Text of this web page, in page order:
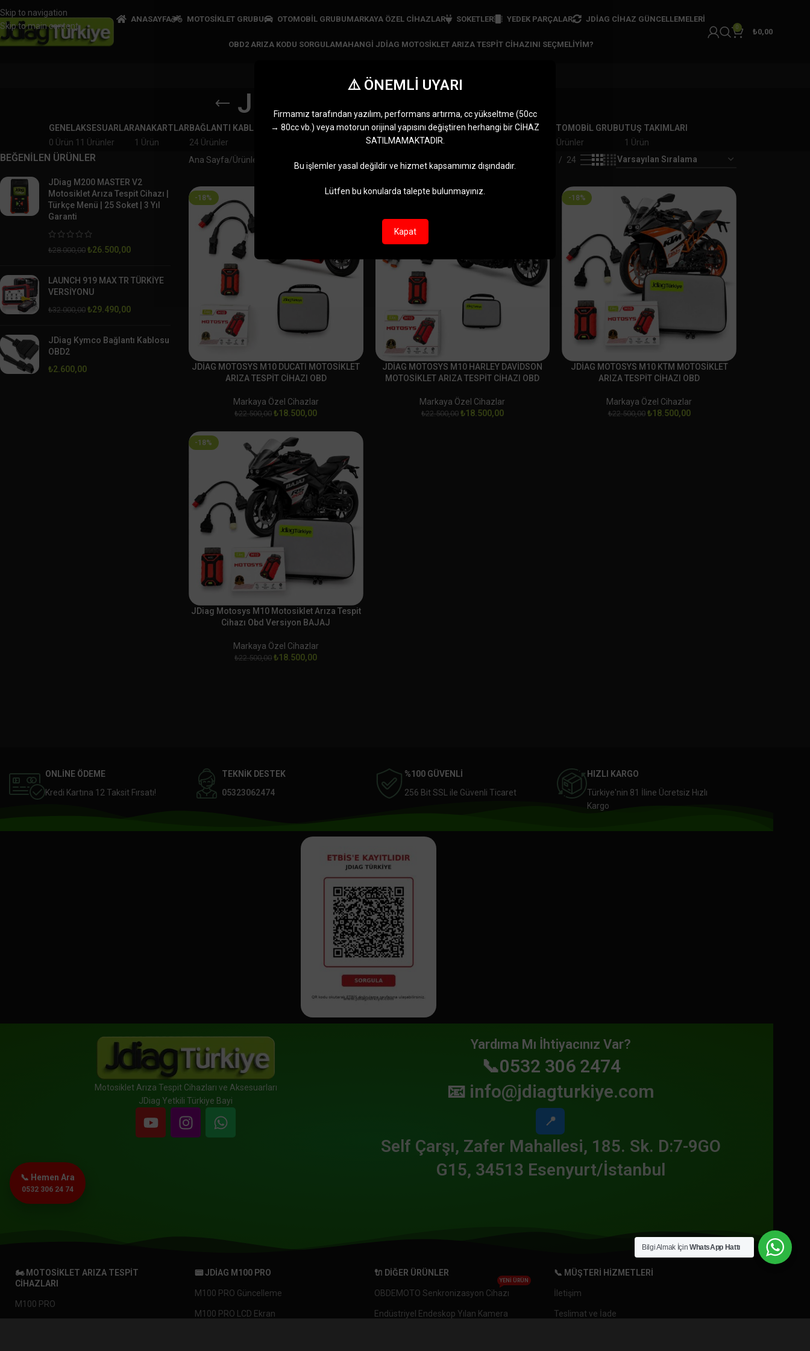
Skip to navigation
Skip to main content
ANASAYFA MOTOSİKLET GRUBU OTOMOBİL GRUBUMARKAYA ÖZEL CIHAZLAR SOKETLER YEDEK PARÇALAR JDIAG CIHAZ GÜNCELLEMELERI
OBD2 ARIZA KODU SORGULAMAHANGI JDIAG MOTOSIKLET ARIZA TESPIT CIHAZINI SEÇMELIYIM?
0
₺0,00
JDiag Universal Scanner
GENEL
0 Ürün
AKSESUARLAR
11 Ürünler
ANAKARTLAR
1 Ürün
BAĞLANTI KABLOLARI
24 Ürünler
JDIAG CIHAZLARIMARKAYA ÖZEL CIHAZLAR
5 Ürünler
MOTOMASTEROBDSTAR
OTOMOBİL GRUBU
7 Ürünler
TUŞ TAKIMLARI
1 Ürün
BEĞENİLEN ÜRÜNLER
JDiag M200 MASTER V2
Motosiklet Arıza Tespit Cihazı |
Türkçe Menü | 25 Soket | 3 Yıl
Garanti
₺28.000,00 ₺26.500,00
LAUNCH 919 MAX TR TÜRKİYE
VERSİYONU
₺32.000,00 ₺29.490,00
JDiag Kymco Bağlantı Kablosu
OBD2
₺2.600,00
Ana Sayfa Ürünler “JDiag Universal Scanner” olarak etiketlendi 24
-18%
JDİAG MOTOSYS M10 DUCATI MOTOSİKLET
ARIZA TESPİT CİHAZI OBD
Markaya Özel Cihazlar
₺22.500,00 ₺18.500,00
JDİAG MOTOSYS M10 HARLEY DAVİDSON
MOTOSİKLET ARIZA TESPİT CİHAZI OBD
Markaya Özel Cihazlar
₺22.500,00 ₺18.500,00
-18%
JDİAG MOTOSYS M10 KTM MOTOSİKLET
ARIZA TESPİT CİHAZI OBD
Markaya Özel Cihazlar
₺22.500,00 ₺18.500,00
-18%
JDiag Motosys M10 Motosiklet Arıza Tespit
Cihazı Obd Versiyon BAJAJ
Markaya Özel Cihazlar
₺22.500,00 ₺18.500,00
ONLİNE ÖDEME
Kredi Kartına 12 Taksit Fırsatı!
TEKNİK DESTEK
05323062474
%100 GÜVENLİ
256 Bit SSL ile Güvenli Ticaret
HIZLI KARGO
Türkiye'nin 81 İline Ücretsiz Hızlı
Kargo
Motosiklet Arıza Tespit Cihazları ve Aksesuarları
JDiag Yetkili Türkiye Bayi
Yardıma Mı İhtiyacınız Var?
📞0532 306 2474
📧 info@jdiagturkiye.com
📍
Self Çarşı, Zafer Mahallesi, 185. Sk. D:7-9GO
G15, 34513 Esenyurt/İstanbul
🏍️ MOTOSIKLET ARIZA TESPIT
CIHAZLARI
M100 PRO
📟 JDIAG M100 PRO
M100 PRO Güncelleme
M100 PRO LCD Ekran
🔌 DIĞER ÜRÜNLER
OBDEMOTO Senkronizasyon Cihazı
YENI ÜRÜN
Endüstriyel Endeskop Yılan Kamera
📞 MÜŞTERI HIZMETLERI
İletişim
Teslimat ve İade
Bilgi Almak İçin WhatsApp Hattı
📞 Hemen Ara
0532 306 24 74
⚠️ ÖNEMLİ UYARI
Firmamız tarafından yazılım, performans artırma, cc yükseltme (50cc
→ 80cc vb.) veya motorun orijinal yapısını değiştiren herhangi bir CİHAZ
SATILMAMAKTADIR.
Bu işlemler yasal değildir ve hizmet kapsamımız dışındadır.
Lütfen bu konularda talepte bulunmayınız.
Kapat